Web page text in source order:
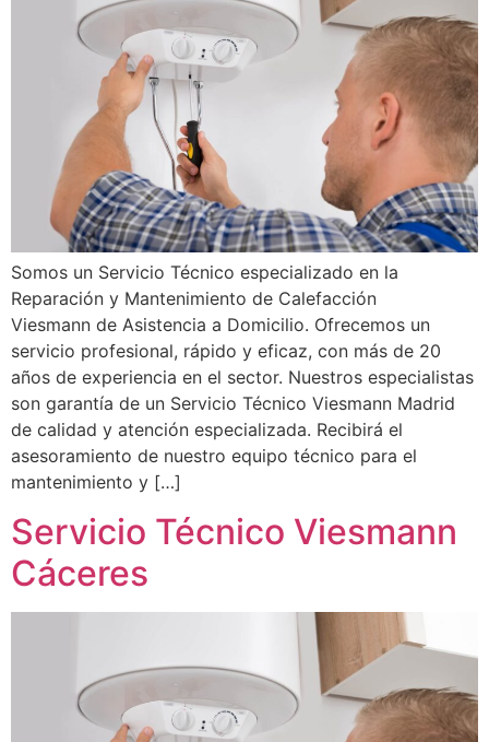
Somos un Servicio Técnico especializado en la
Reparación y Mantenimiento de Calefacción
Viesmann de Asistencia a Domicilio. Ofrecemos un
servicio profesional, rápido y eficaz, con más de 20
años de experiencia en el sector. Nuestros especialistas
son garantía de un Servicio Técnico Viesmann Madrid
de calidad y atención especializada. Recibirá el
asesoramiento de nuestro equipo técnico para el
mantenimiento y […]
Servicio Técnico Viesmann
Cáceres